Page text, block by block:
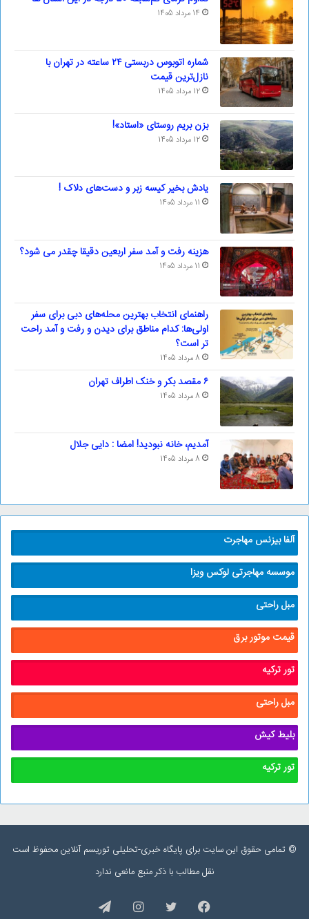
14 مرداد 1405
شماره اتوبوس دربستی ۲۴ ساعته در تهران با
نازل‌ترین قیمت
12 مرداد 1405
بزن بریم روستای «استاد»!
12 مرداد 1405
یادش بخیر کیسه‌ زبر و دست‌های دلاک !
11 مرداد 1405
هزینه رفت و آمد سفر اربعین دقیقا چقدر می شود؟
11 مرداد 1405
راهنمای انتخاب بهترین محله‌های دبی برای سفر
اولی‌ها: کدام مناطق برای دیدن و رفت و آمد راحت
تر است؟
8 مرداد 1405
۶ مقصد بکر و خنک اطراف تهران
8 مرداد 1405
آمدیم، خانه نبودید! امضا : دایی جلال
8 مرداد 1405
آلفا بیزنس مهاجرت
موسسه مهاجرتی لوکس ویزا
مبل راحتی
قیمت موتور برق
تور ترکیه
مبل راحتی
بلیط کیش
تور ترکیه
© تمامی حقوق این سایت برای پایگاه خبری-تحلیلی توریسم آنلاین محفوظ است
نقل مطالب با ذکر منبع مانعی ندارد
فیس توییتر اینستاگرام